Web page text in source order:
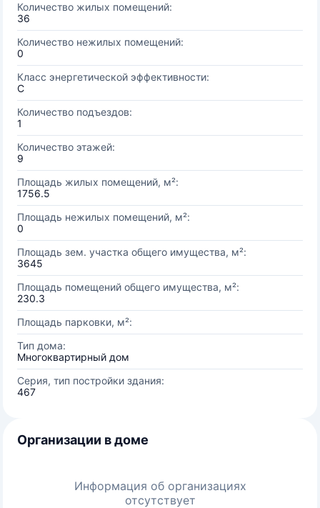
Количество жилых помещений:
36
Количество нежилых помещений:
0
Класс энергетической эффективности:
C
Количество подъездов:
1
Количество этажей:
9
Площадь жилых помещений, м²:
1756.5
Площадь нежилых помещений, м²:
0
Площадь зем. участка общего имущества, м²:
3645
Площадь помещений общего имущества, м²:
230.3
Площадь парковки, м²:
Тип дома:
Многоквартирный дом
Серия, тип постройки здания:
467
Организации в доме
Информация об организациях
отсутствует